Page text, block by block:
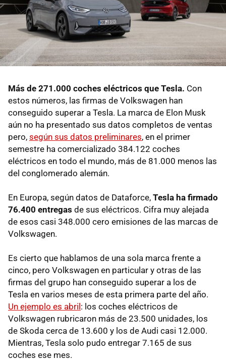
Más de 271.000 coches eléctricos que Tesla. Con
estos números, las firmas de Volkswagen han
conseguido superar a Tesla. La marca de Elon Musk
aún no ha presentado sus datos completos de ventas
pero, según sus datos preliminares, en el primer
semestre ha comercializado 384.122 coches
eléctricos en todo el mundo, más de 81.000 menos las
del conglomerado alemán.
En Europa, según datos de Dataforce, Tesla ha firmado
76.400 entregas de sus eléctricos. Cifra muy alejada
de esos casi 348.000 cero emisiones de las marcas de
Volkswagen.
Es cierto que hablamos de una sola marca frente a
cinco, pero Volkswagen en particular y otras de las
firmas del grupo han conseguido superar a los de
Tesla en varios meses de esta primera parte del año.
Un ejemplo es abril : los coches eléctricos de
Volkswagen rubricaron más de 23.500 unidades, los
de Skoda cerca de 13.600 y los de Audi casi 12.000.
Mientras, Tesla solo pudo entregar 7.165 de sus
coches ese mes.